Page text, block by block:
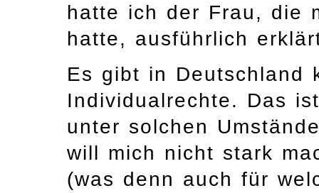
hatte ich der Frau, die
hatte, ausführlich
Es gibt in Deutschland
Individualrechte. Das
unter solchen
will mich nicht stark
(was denn auch für